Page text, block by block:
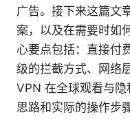
广告。接下来这篇文
案，以及在需要时如
心要点包括：直接付
级的拦截方式、网络
VPN 在全球观看与
思路和实际的操作步